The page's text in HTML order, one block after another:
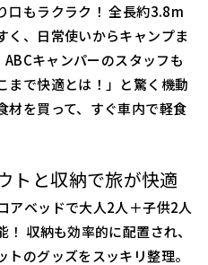
口もラクラク！ 全長約3.8m
く、日常使いからキャンプま
キャンパーのスタッフも
まで快適とは！」と驚く機動
材を買って、すぐ車内で軽食
トと収納で旅が快適
アベッドで大人2人＋子供2人
収納も効率的に配置され、
トのグッズをスッキリ整理。